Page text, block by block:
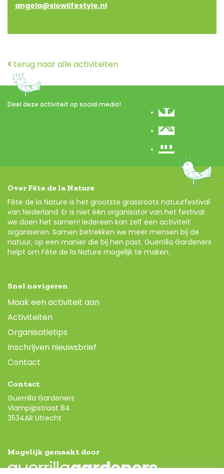
angela@slowlifestyle.nl
terug naar alle activiteiten
Deel deze activiteit op social media!
Over Fête de la Nature
Fête de la Nature is het grootste grassroots natuurfestival
van Nederland. Er is niet één organisator van het festival:
we doen het samen! Iedereen kan zelf een activiteit
organiseren. Samen betrekken we meer mensen bij de
natuur, op een manier die bij hen past. Guerrilla Gardeners
helpt om Fête de la Nature mogelijk te maken.
Snel navigeren
Maak een activiteit aan
Activiteiten
Organisatietips
Inschrijven nieuwsbrief
Contact
Contact
Guerrilla Gardeners
Vlampijpstraat 84
3534AR Utrecht
Mogelijk gemaakt door